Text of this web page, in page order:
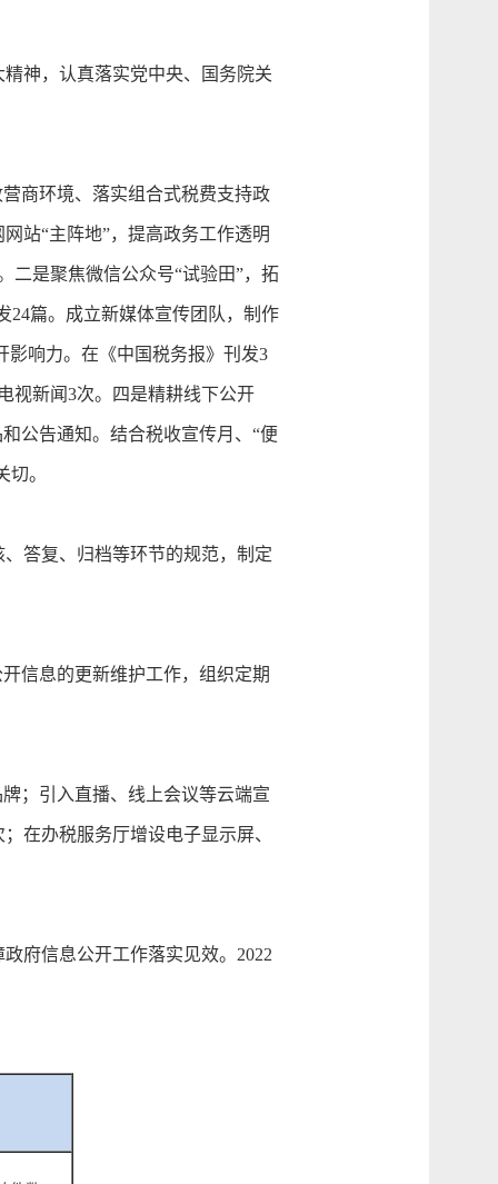
神，认真落实党中央、国务院关
商环境、落实组合式税费支持政
站“主阵地”，提高政务工作透明
二是聚焦微信公众号“试验田”，拓
24篇。成立新媒体宣传团队，制作
影响力。在《中国税务报》刊发3
视新闻3次。四是精耕线下公开
公告通知。结合税收宣传月、“便
。
答复、归档等环节的规范，制定
信息的更新维护工作，组织定期
；引入直播、线上会议等云端宣
在办税服务厅增设电子显示屏、
府信息公开工作落实见效。2022